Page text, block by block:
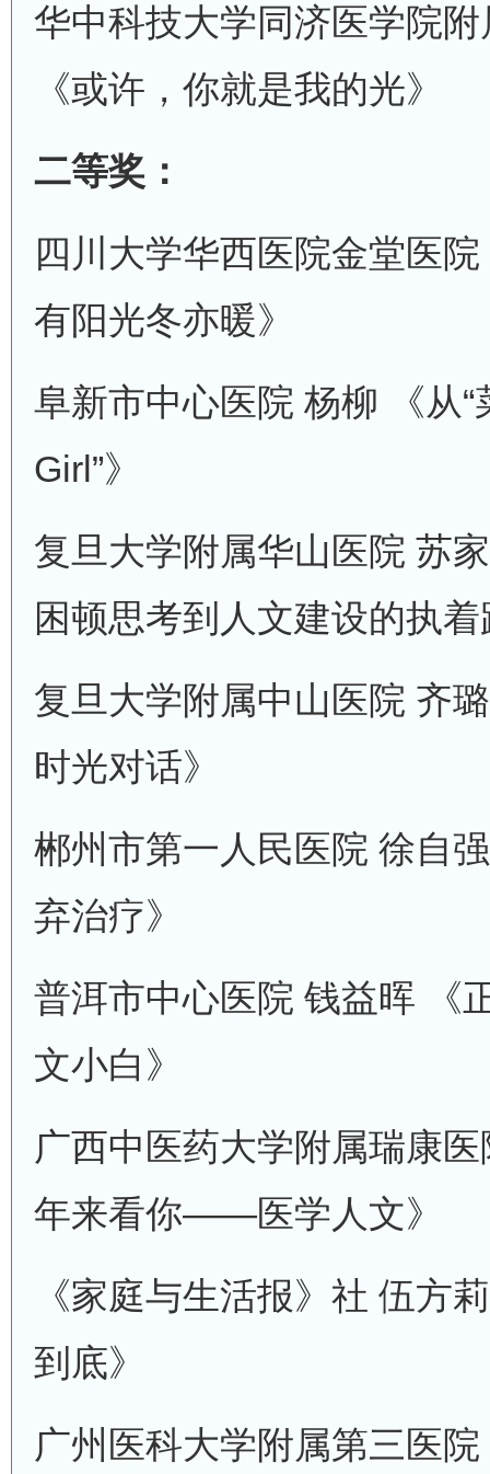
华中科技大学同济医学院
《或许，你就是我的光》
二等奖：
四川大学华西医院金堂医
有阳光冬亦暖》
阜新市中心医院 杨柳 《从“
Girl”》
复旦大学附属华山医院 苏
困顿思考到人文建设的执
复旦大学附属中山医院 齐
时光对话》
郴州市第一人民医院 徐自
弃治疗》
普洱市中心医院 钱益晖 《
文小白》
广西中医药大学附属瑞康
年来看你——医学人文》
《家庭与生活报》社 伍方
到底》
广州医科大学附属第三医